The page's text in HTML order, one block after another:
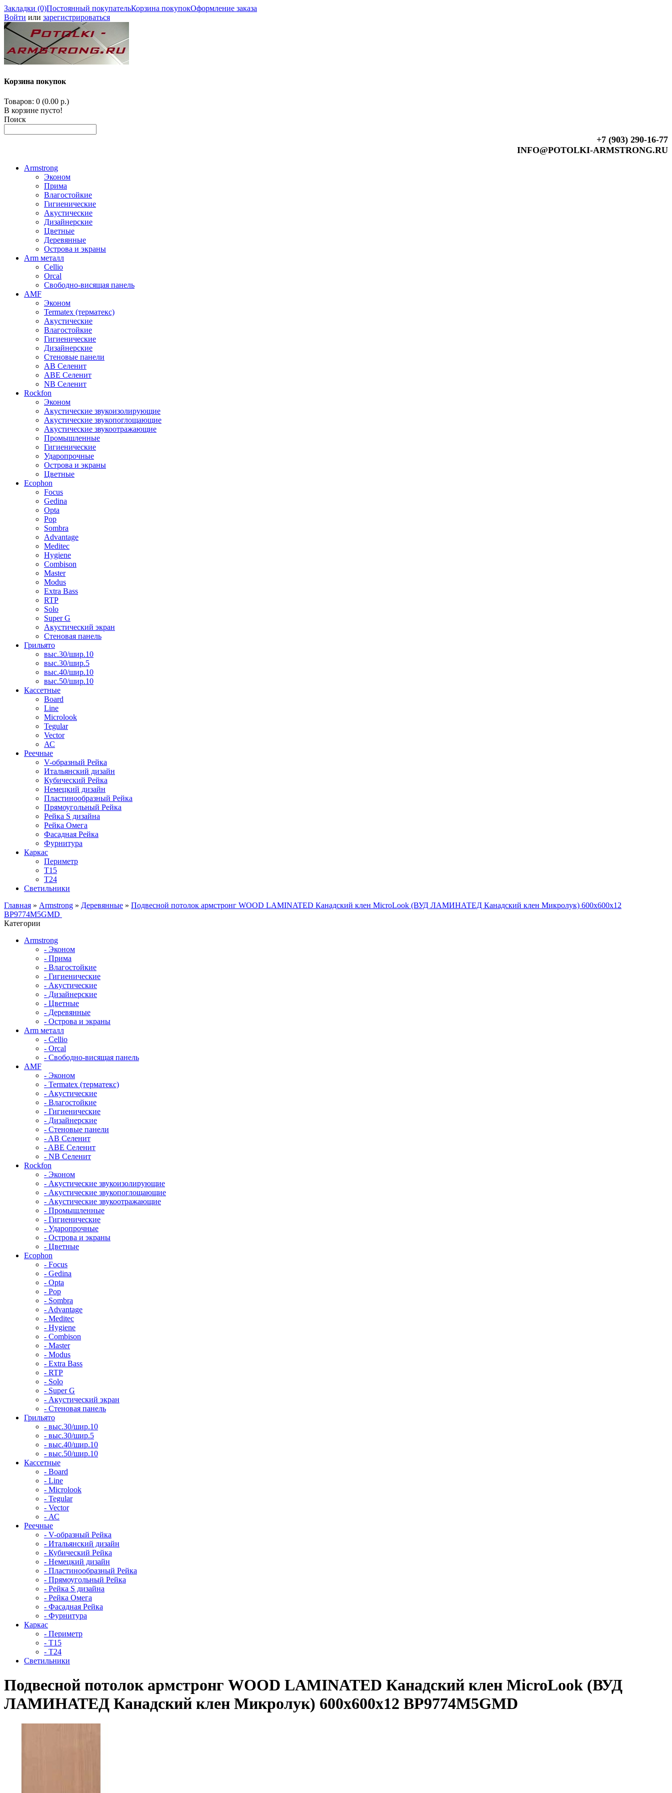
Закладки (0)Постоянный покупательКорзина покупокОформление заказа
Войти или зарегистрироваться
Корзина покупок
Товаров: 0 (0.00 р.)
В корзине пусто!
Поиск
+7 (903) 290-16-77
INFO@POTOLKI-ARMSTRONG.RU
Armstrong
Эконом
Прима
Влагостойкие
Гигиенические
Акустические
Дизайнерские
Цветные
Деревянные
Острова и экраны
Arm металл
Cellio
Orcal
Свободно-висящая панель
AMF
Эконом
Termatex (терматекс)
Акустические
Влагостойкие
Гигиенические
Дизайнерские
Стеновые панели
AB Селенит
ABE Селенит
NB Селенит
Rockfon
Эконом
Акустические звукоизолирующие
Акустические звукопоглощающие
Акустические звукоотражающие
Промышленные
Гигиенические
Ударопрочные
Острова и экраны
Цветные
Ecophon
Focus
Gedina
Opta
Pop
Sombra
Advantage
Meditec
Hygiene
Combison
Master
Modus
Extra Bass
RTP
Solo
Super G
Акустический экран
Стеновая панель
Грильято
выс.30/шир.10
выс.30/шир.5
выс.40/шир.10
выс.50/шир.10
Кассетные
Board
Line
Microlook
Tegular
Vector
АС
Реечные
V-образный Рейка
Итальянский дизайн
Кубический Рейка
Немецкий дизайн
Пластинообразный Рейка
Прямоугольный Рейка
Рейка S дизайна
Рейка Омега
Фасадная Рейка
Фурнитура
Каркас
Периметр
Т15
Т24
Светильники
Главная » Armstrong » Деревянные » Подвесной потолок армстронг WOOD LAMINATED Канадский клен MicroLook (ВУД ЛАМИНАТЕД Канадский клен Микролук) 600x600x12
BP9774M5GMD
Категории
Armstrong
- Эконом
- Прима
- Влагостойкие
- Гигиенические
- Акустические
- Дизайнерские
- Цветные
- Деревянные
- Острова и экраны
Arm металл
- Cellio
- Orcal
- Свободно-висящая панель
AMF
- Эконом
- Termatex (терматекс)
- Акустические
- Влагостойкие
- Гигиенические
- Дизайнерские
- Стеновые панели
- AB Селенит
- ABE Селенит
- NB Селенит
Rockfon
- Эконом
- Акустические звукоизолирующие
- Акустические звукопоглощающие
- Акустические звукоотражающие
- Промышленные
- Гигиенические
- Ударопрочные
- Острова и экраны
- Цветные
Ecophon
- Focus
- Gedina
- Opta
- Pop
- Sombra
- Advantage
- Meditec
- Hygiene
- Combison
- Master
- Modus
- Extra Bass
- RTP
- Solo
- Super G
- Акустический экран
- Стеновая панель
Грильято
- выс.30/шир.10
- выс.30/шир.5
- выс.40/шир.10
- выс.50/шир.10
Кассетные
- Board
- Line
- Microlook
- Tegular
- Vector
- АС
Реечные
- V-образный Рейка
- Итальянский дизайн
- Кубический Рейка
- Немецкий дизайн
- Пластинообразный Рейка
- Прямоугольный Рейка
- Рейка S дизайна
- Рейка Омега
- Фасадная Рейка
- Фурнитура
Каркас
- Периметр
- Т15
- Т24
Светильники
Подвесной потолок армстронг WOOD LAMINATED Канадский клен MicroLook (ВУД
ЛАМИНАТЕД Канадский клен Микролук) 600x600x12 BP9774M5GMD